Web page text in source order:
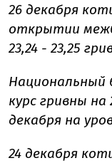
26 декабря
открытии
23,24 - 23,25
Национальный
курс гривны на
декабря на
24 декабря